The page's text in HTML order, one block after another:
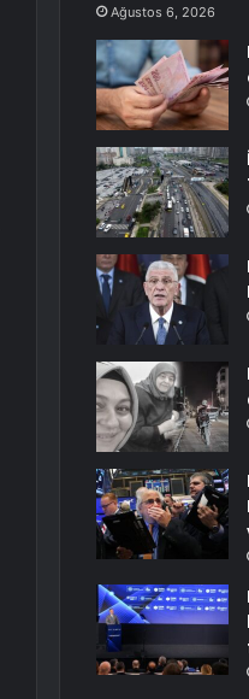
Ağustos 6, 2026